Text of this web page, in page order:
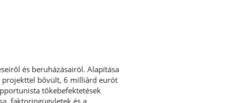
és beruházásairól. Alapítása
bővült, 6 milliárd eurót
tőkebefektetések
faktoringügyletek és a